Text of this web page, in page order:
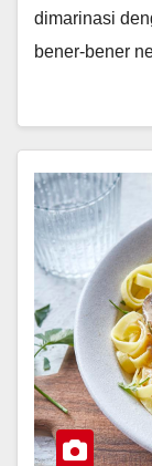
dimarinasi
bener-bener